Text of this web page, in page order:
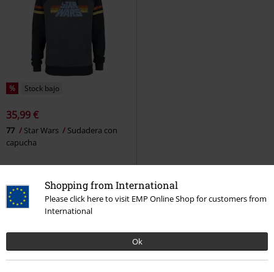
Shopping from International
Please click here to visit EMP Online Shop for customers from
International
Ok
% Stock bajo
35,99 €
77 Star Wars
Sudadera con
capucha
Cuando se estrenó la primera película de La guerra de las galaxias en
1977, nadie podía imaginar que La guerra de las galaxias cambiaría